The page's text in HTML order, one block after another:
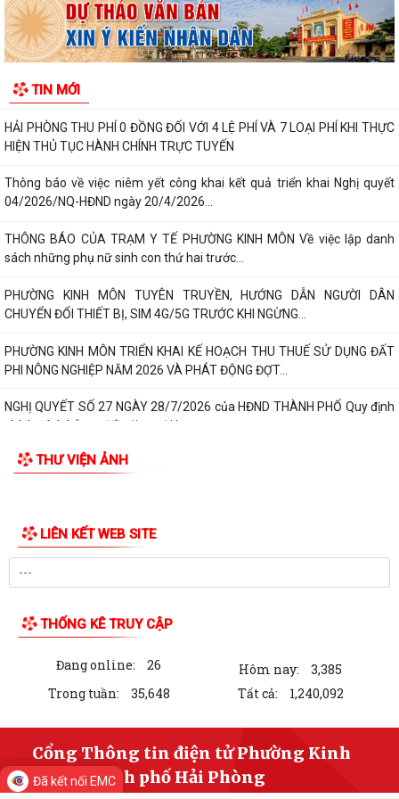
TIN MỚI
PHƯỜNG KINH MÔN TUYÊN TRUYỀN, HƯỚNG DẪN NGƯỜI DÂN
CHUYỂN ĐỔI THIẾT BỊ, SIM 4G/5G TRƯỚC KHI NGỪNG...
PHI NÔNG NGHIỆP NĂM 2026 VÀ PHÁT ĐỘNG ĐỢT...
NGHỊ QUYẾT SỐ 27 NGÀY 28/7/2026 của HĐND THÀNH PHỐ Quy định
chính sách hỗ trợ đối với người hoạt...
NGHỊ QUYẾT QUY ĐỊNH CHÍNH SÁCH HỖ TRỢ ĐỐI VỚI CÔNG CHỨC,
VIÊN CHỨC LÀM VIỆC TẠI BỘ PHẬN MỘT CỬA CÁC...
QUYẾT ĐỊNH Về việc công bố thủ tục hành chính nội bộ mới ban hành
thuộc phạm vi chức năng quản lý...
QUYẾT ĐỊNH Về việc công bố danh mục thủ tục hành chính được sửa
đổi, bổ sung, bị bãi bỏ thuộc phạm...
Nghị quyết số 07/2026/NQ-HĐND ngày 23/6/2026 của HĐND thành
phố về quy định chế độ quà tặng của...
Quyết đinh Về việc thu hồi Giấy chứng nhận quyền sử dụng đất đã cấp
cho bà Hoàng Thị Mây và bà...
Nghị Quyết 10-NQ/TU ngày13/7/2026 củaBan Thường vụ Thành ủy về
Chỉ thị số 06-CT/TW của Bộ Chính trị về tăng cường sự lãnh đạo của
Đảng đối với công tác kiểm sát...
năm 2026
PHƯỜNG KINH MÔN TRIỂN KHAI CHIẾN DỊCH 100 NGÀY TẠO LẬP, CẬP
NHẬT SỔ SỨC KHỎE ĐIỆN TỬ TRÊN ỨNG DỤNG...
(từ ngày 03/8/2026 đến ngày...
Đảng ủy phường Kinh Môn giao ban Bí thư chi bộ, Tổ trưởng tổ dân
THƯ VIỆN ẢNH
LIÊN KẾT WEB SITE
Đã kết nối EMC